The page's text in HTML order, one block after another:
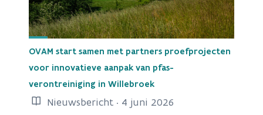
OVAM start samen met partners proefprojecten
voor innovatieve aanpak van pfas-
verontreiniging in Willebroek
Nieuwsbericht · 4 juni 2026